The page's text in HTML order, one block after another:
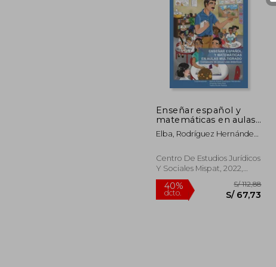
55%
dcto.
Enseñar español y
matemáticas en aulas
multigrado.
Compendio de
Elba, Rodríguez Hernández;
Ramos, Yadira
Centro De Estudios Jurídicos
Y Sociales Mispat, 2022,
Tapa Blanda, Nuevo